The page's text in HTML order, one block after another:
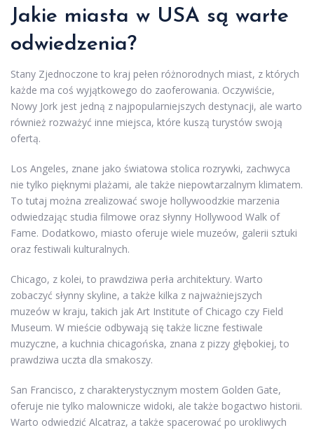
Jakie miasta w USA są warte
odwiedzenia?
Stany Zjednoczone to kraj pełen różnorodnych miast, z których
każde ma coś wyjątkowego do zaoferowania. Oczywiście,
Nowy Jork jest jedną z najpopularniejszych destynacji, ale warto
również rozważyć inne miejsca, które kuszą turystów swoją
ofertą.
Los Angeles, znane jako światowa stolica rozrywki, zachwyca
nie tylko pięknymi plażami, ale także niepowtarzalnym klimatem.
To tutaj można zrealizować swoje hollywoodzkie marzenia
odwiedzając studia filmowe oraz słynny Hollywood Walk of
Fame. Dodatkowo, miasto oferuje wiele muzeów, galerii sztuki
oraz festiwali kulturalnych.
Chicago, z kolei, to prawdziwa perła architektury. Warto
zobaczyć słynny skyline, a także kilka z najważniejszych
muzeów w kraju, takich jak Art Institute of Chicago czy Field
Museum. W mieście odbywają się także liczne festiwale
muzyczne, a kuchnia chicagońska, znana z pizzy głębokiej, to
prawdziwa uczta dla smakoszy.
San Francisco, z charakterystycznym mostem Golden Gate,
oferuje nie tylko malownicze widoki, ale także bogactwo historii.
Warto odwiedzić Alcatraz, a także spacerować po urokliwych